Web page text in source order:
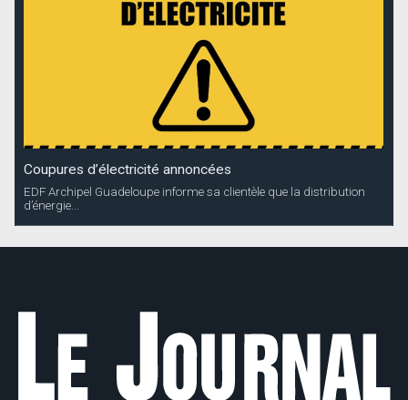
Coupures d’électricité annoncées
EDF Archipel Guadeloupe informe sa clientèle que la distribution
d’énergie...